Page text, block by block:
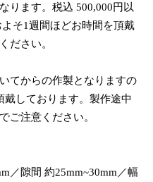
ります。税込 500,000円以
そ1週間ほどお時間を頂戴
ださい。
てからの作製となりますの
しております。製作途中
ご注意ください。
／隙間 約25mm~30mm／幅